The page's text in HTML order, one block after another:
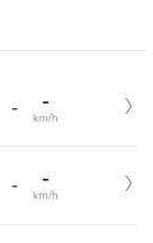
- -
km/h
- -
km/h